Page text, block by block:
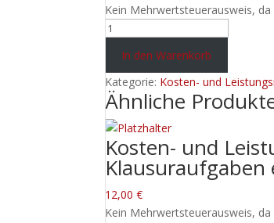
Kein Mehrwertsteuerausweis,
Kosten-
Leistungsrechnung
-
Manuskript
Menge
In den Warenkorb
Kategorie: Kosten- und
Ähnliche
Kosten- und
Klausuraufgaben
12,00€
Kein Mehrwertsteuerausweis,